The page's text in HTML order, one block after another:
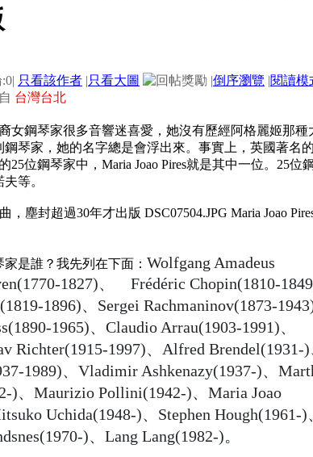
| 只看該作者 |只看大圖 |倒序瀏覽 |閱讀模
自 台灣台北
女鋼琴家很多音響迷喜愛，她沒有歷經阿格麗姬那種
琴家，她的名字總是會浮出來。事實上，英國著名
位鋼琴家中，Maria Joao Pires就是其中一位。25位
等。
是誰？我先列在下面： Wolfgang Amadeus
1827)、
Frédéric Chopin(1810-
1896)、 Sergei Rachmaninov(1873-1943)
1965)、 Claudio Arrau(1903-1991)、
Richter(1915-1997)、 Alfred Brendel(1931-)
1989)、 Vladimir Ashkenazy(1937-)、
)、 Maurizio Pollini(1942-)、 Maria Joao
Uchida(1948-)、 Stephen Hough(1961-)
)、 Lang Lang(1982-)。